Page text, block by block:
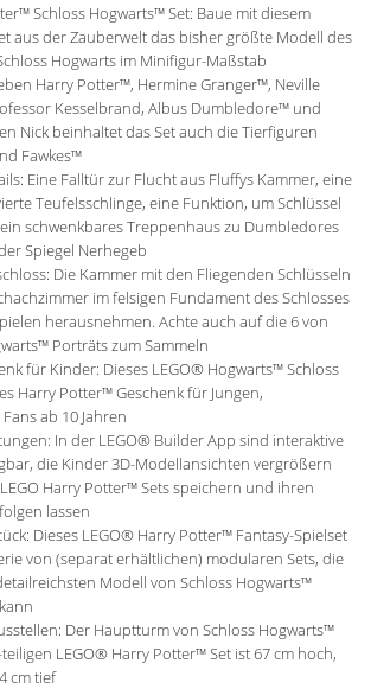
Schloss Hogwarts™ Set: Baue mit diesem
aus der Zauberwelt das bisher größte Modell des
Hogwarts im Minifigur-Maßstab
Harry Potter™, Hermine Granger™, Neville
Kesselbrand, Albus Dumbledore™ und
Nick beinhaltet das Set auch die Tierfiguren
Fawkes™
Eine Falltür zur Flucht aus Fluffys Kammer, eine
Teufelsschlinge, eine Funktion, um Schlüssel
schwenkbares Treppenhaus zu Dumbledores
Spiegel Nerhegeb
Die Kammer mit den Fliegenden Schlüsseln
im felsigen Fundament des Schlosses
herausnehmen. Achte auch auf die 6 von
Porträts zum Sammeln
für Kinder: Dieses LEGO® Hogwarts™ Schloss
Harry Potter™ Geschenk für Jungen,
ab 10 Jahren
In der LEGO® Builder App sind interaktive
die Kinder 3D-Modellansichten vergrößern
Harry Potter™ Sets speichern und ihren
lassen
Dieses LEGO® Harry Potter™ Fantasy-Spielset
von (separat erhältlichen) modularen Sets, die
Modell von Schloss Hogwarts™
Der Hauptturm von Schloss Hogwarts™
LEGO® Harry Potter™ Set ist 67 cm hoch,
cm tief